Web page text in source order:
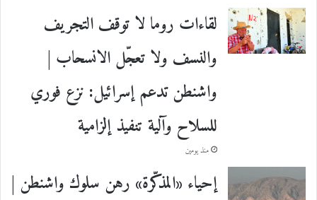
لقاءات روما لا توقف التجريف
والنسف ولا تعجّل الانسحاب |
واشنطن تدعم إسرائيل: نزع فوري
للسلاح وآلية تنفيذ إلزامية
منذ يومين
إحياء «المذكّرة» رهن سلوك واشنطن |